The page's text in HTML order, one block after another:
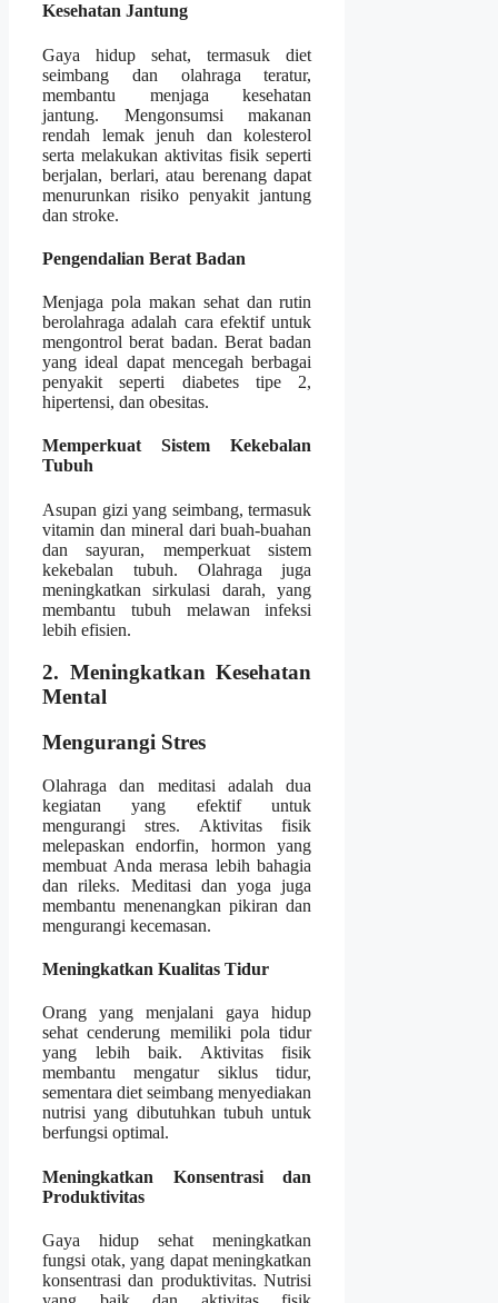
Kesehatan Jantung
Gaya hidup sehat, termasuk diet
seimbang dan olahraga teratur,
membantu menjaga kesehatan
jantung. Mengonsumsi makanan
rendah lemak jenuh dan kolesterol
serta melakukan aktivitas fisik seperti
berjalan, berlari, atau berenang dapat
menurunkan risiko penyakit jantung
dan stroke.
Pengendalian Berat Badan
Menjaga pola makan sehat dan rutin
berolahraga adalah cara efektif untuk
mengontrol berat badan. Berat badan
yang ideal dapat mencegah berbagai
penyakit seperti diabetes tipe 2,
hipertensi, dan obesitas.
Memperkuat Sistem Kekebalan
Tubuh
Asupan gizi yang seimbang, termasuk
vitamin dan mineral dari buah-buahan
dan sayuran, memperkuat sistem
kekebalan tubuh. Olahraga juga
meningkatkan sirkulasi darah, yang
membantu tubuh melawan infeksi
lebih efisien.
2. Meningkatkan Kesehatan
Mental
Mengurangi Stres
Olahraga dan meditasi adalah dua
kegiatan yang efektif untuk
mengurangi stres. Aktivitas fisik
melepaskan endorfin, hormon yang
membuat Anda merasa lebih bahagia
dan rileks. Meditasi dan yoga juga
membantu menenangkan pikiran dan
mengurangi kecemasan.
Meningkatkan Kualitas Tidur
Orang yang menjalani gaya hidup
sehat cenderung memiliki pola tidur
yang lebih baik. Aktivitas fisik
membantu mengatur siklus tidur,
sementara diet seimbang menyediakan
nutrisi yang dibutuhkan tubuh untuk
berfungsi optimal.
Meningkatkan Konsentrasi dan
Produktivitas
Gaya hidup sehat meningkatkan
fungsi otak, yang dapat meningkatkan
konsentrasi dan produktivitas. Nutrisi